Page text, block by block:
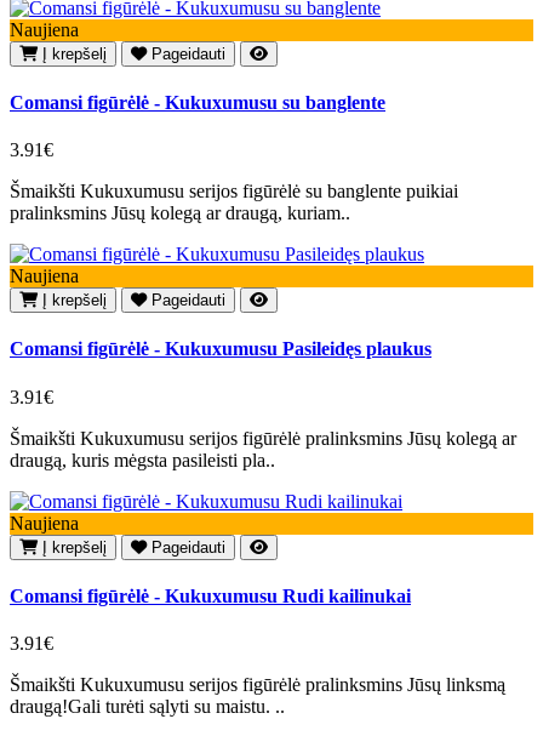
Naujiena
Į krepšelį Pageidauti
Comansi figūrėlė - Kukuxumusu su banglente
3.91€
Šmaikšti Kukuxumusu serijos figūrėlė su banglente puikiai
pralinksmins Jūsų kolegą ar draugą, kuriam..
Naujiena
Į krepšelį Pageidauti
Comansi figūrėlė - Kukuxumusu Pasileidęs plaukus
3.91€
Šmaikšti Kukuxumusu serijos figūrėlė pralinksmins Jūsų kolegą ar
draugą, kuris mėgsta pasileisti pla..
Naujiena
Į krepšelį Pageidauti
Comansi figūrėlė - Kukuxumusu Rudi kailinukai
3.91€
Šmaikšti Kukuxumusu serijos figūrėlė pralinksmins Jūsų linksmą
draugą!Gali turėti sąlyti su maistu. ..